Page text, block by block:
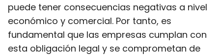
puede tener consecuencias negativas a nivel
económico y comercial. Por tanto, es
fundamental que las empresas cumplan con
esta obligación legal y se comprometan de